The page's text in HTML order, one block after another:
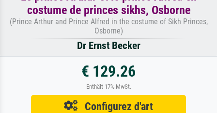
costume de princes sikhs, Osborne
(Prince Arthur and Prince Alfred in the costume of Sikh Princes,
Osborne)
Dr Ernst Becker
€ 129.26
Enthält 17% MwSt.
Configurez d'art